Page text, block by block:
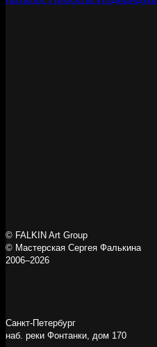
© FALKIN Art Group
© Мастерская Сергея Фалькина
2006–2026
Санкт-Петербург
наб. реки Фонтанки, дом 170